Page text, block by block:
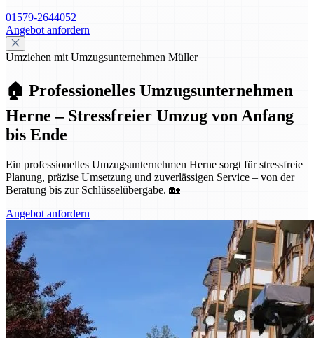
01579-2644052
Angebot anfordern
Umziehen mit Umzugsunternehmen Müller
🏠 Professionelles Umzugsunternehmen
Herne – Stressfreier Umzug von Anfang
bis Ende
Ein professionelles Umzugsunternehmen Herne sorgt für stressfreie
Planung, präzise Umsetzung und zuverlässigen Service – von der
Beratung bis zur Schlüsselübergabe. 🏡
Angebot anfordern